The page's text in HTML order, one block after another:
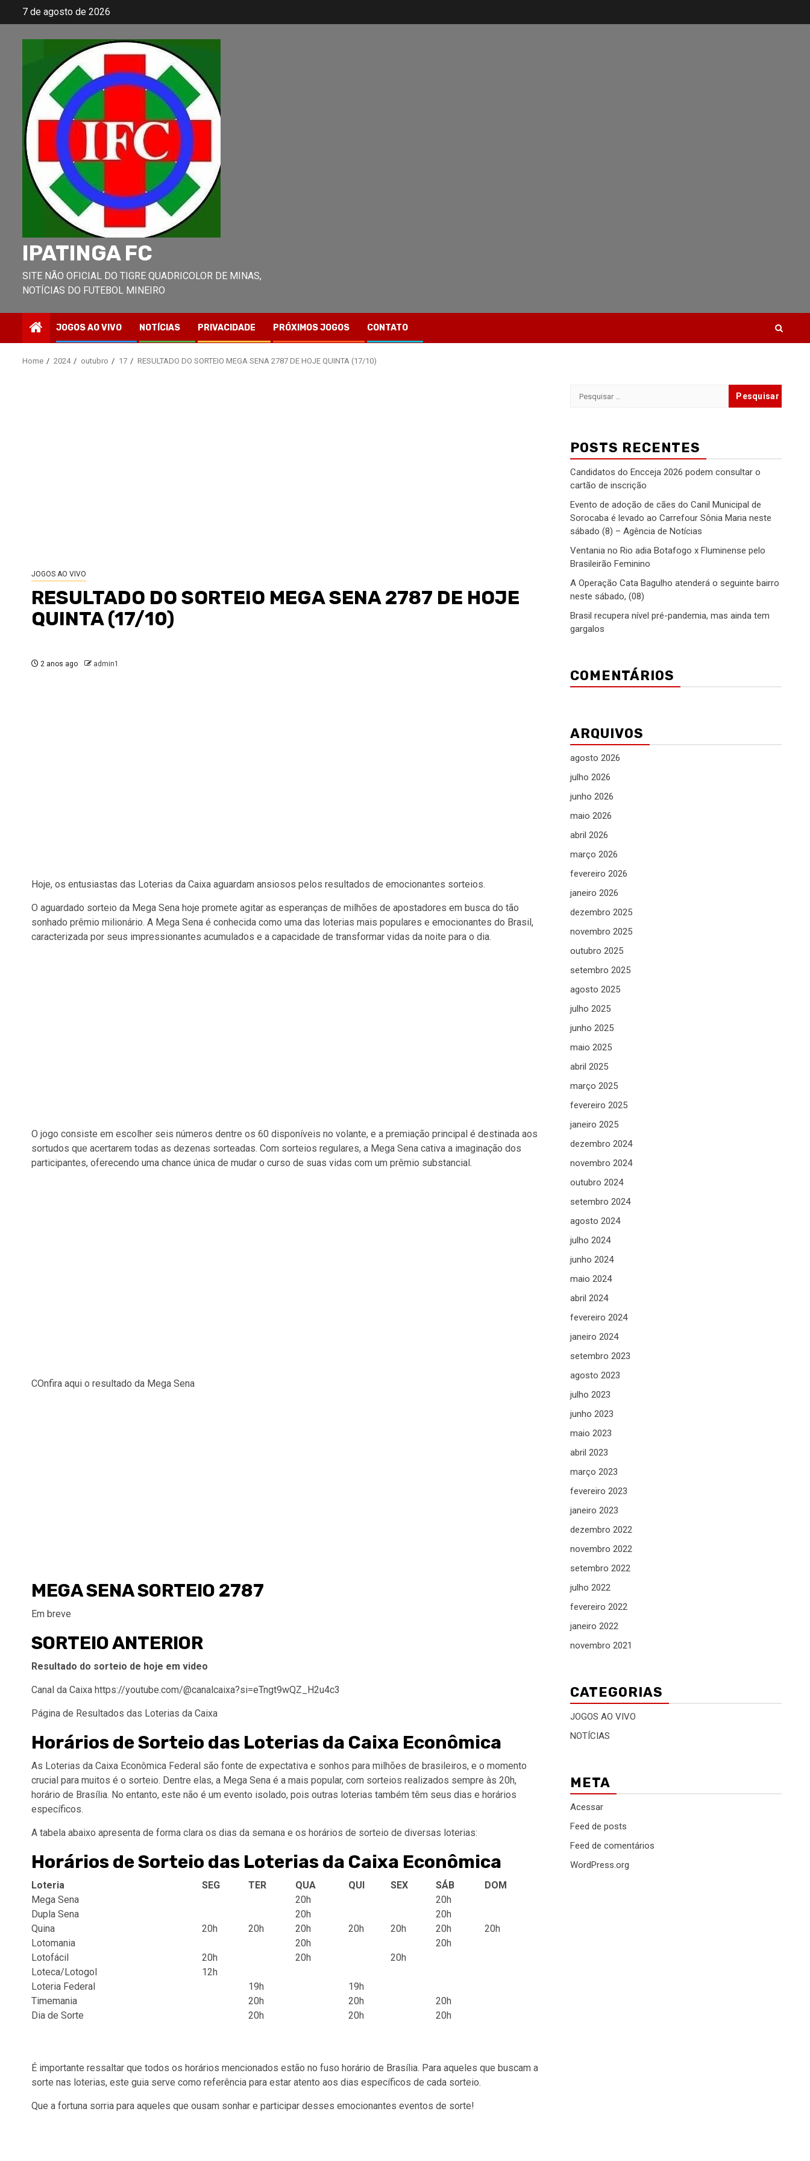
7 de agosto de 2026
IPATINGA FC
SITE NÃO OFICIAL DO TIGRE QUADRICOLOR DE MINAS,
NOTÍCIAS DO FUTEBOL MINEIRO
JOGOS AO VIVO NOTÍCIAS PRIVACIDADE PRÓXIMOS JOGOS CONTATO
Home 2024 outubro 17 RESULTADO DO SORTEIO MEGA SENA 2787 DE HOJE QUINTA (17/10)
JOGOS AO VIVO
RESULTADO DO SORTEIO MEGA SENA 2787 DE HOJE
QUINTA (17/10)
2 anos ago admin1
Hoje, os entusiastas das Loterias da Caixa aguardam ansiosos pelos resultados de emocionantes sorteios.
O aguardado sorteio da Mega Sena hoje promete agitar as esperanças de milhões de apostadores em busca do tão
sonhado prêmio milionário. A Mega Sena é conhecida como uma das loterias mais populares e emocionantes do Brasil,
caracterizada por seus impressionantes acumulados e a capacidade de transformar vidas da noite para o dia.
O jogo consiste em escolher seis números dentre os 60 disponíveis no volante, e a premiação principal é destinada aos
sortudos que acertarem todas as dezenas sorteadas. Com sorteios regulares, a Mega Sena cativa a imaginação dos
participantes, oferecendo uma chance única de mudar o curso de suas vidas com um prêmio substancial.
COnfira aqui o resultado da Mega Sena
MEGA SENA SORTEIO 2787
Em breve
SORTEIO ANTERIOR
Resultado do sorteio de hoje em video
Canal da Caixa https://youtube.com/@canalcaixa?si=eTngt9wQZ_H2u4c3
Página de Resultados das Loterias da Caixa
Horários de Sorteio das Loterias da Caixa Econômica
As Loterias da Caixa Econômica Federal são fonte de expectativa e sonhos para milhões de brasileiros, e o momento
crucial para muitos é o sorteio. Dentre elas, a Mega Sena é a mais popular, com sorteios realizados sempre às 20h,
horário de Brasília. No entanto, este não é um evento isolado, pois outras loterias também têm seus dias e horários
específicos.
A tabela abaixo apresenta de forma clara os dias da semana e os horários de sorteio de diversas loterias:
Horários de Sorteio das Loterias da Caixa Econômica
Loteria SEG TER QUA QUI SEX SÁB
DOM
Mega Sena
20h
20h
Dupla Sena
20h
20h
Quina
20h 20h 20h 20h 20h 20h
20h
Lotomania
20h
20h
Lotofácil
20h 20h
20h
Loteca/Lotogol
12h
Loteria Federal
19h
19h
Timemania
20h 20h
20h
Dia de Sorte
20h 20h 20h
É importante ressaltar que todos os horários mencionados estão no fuso horário de Brasília. Para aqueles que buscam a
sorte nas loterias, este guia serve como referência para estar atento aos dias específicos de cada sorteio.
Que a fortuna sorria para aqueles que ousam sonhar e participar desses emocionantes eventos de sorte!
Pesquisar
POSTS RECENTES
Candidatos do Encceja 2026 podem consultar o
cartão de inscrição
Evento de adoção de cães do Canil Municipal de
Sorocaba é levado ao Carrefour Sônia Maria neste
sábado (8) – Agência de Notícias
Ventania no Rio adia Botafogo x Fluminense pelo
Brasileirão Feminino
A Operação Cata Bagulho atenderá o seguinte bairro
neste sábado, (08)
Brasil recupera nível pré-pandemia, mas ainda tem
gargalos
COMENTÁRIOS
ARQUIVOS
agosto 2026
julho 2026
junho 2026
maio 2026
abril 2026
março 2026
fevereiro 2026
janeiro 2026
dezembro 2025
novembro 2025
outubro 2025
setembro 2025
agosto 2025
julho 2025
junho 2025
maio 2025
abril 2025
março 2025
fevereiro 2025
janeiro 2025
dezembro 2024
novembro 2024
outubro 2024
setembro 2024
agosto 2024
julho 2024
junho 2024
maio 2024
abril 2024
fevereiro 2024
janeiro 2024
setembro 2023
agosto 2023
julho 2023
junho 2023
maio 2023
abril 2023
março 2023
fevereiro 2023
janeiro 2023
dezembro 2022
novembro 2022
setembro 2022
julho 2022
fevereiro 2022
janeiro 2022
novembro 2021
CATEGORIAS
JOGOS AO VIVO
NOTÍCIAS
META
Acessar
Feed de posts
Feed de comentários
WordPress.org